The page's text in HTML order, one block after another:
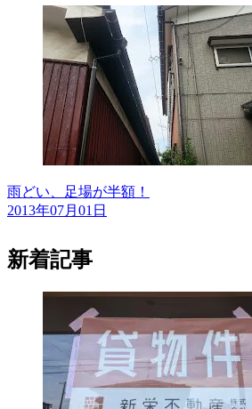
雨どい、足場が半額！
2013年07月01日
新着記事